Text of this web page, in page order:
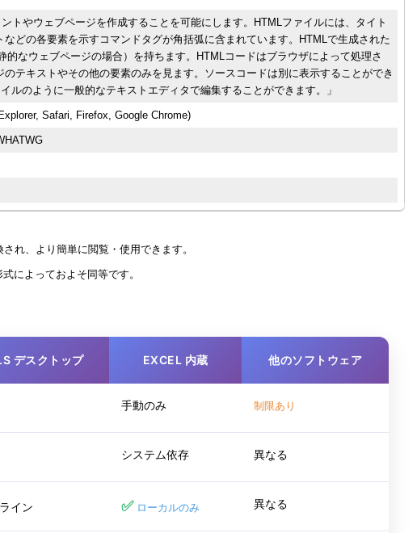
トやウェブページを作成することを可能にします。HTMLファイルには、タイト
などの各要素を示すコマンドタグが角括弧に含まれています。HTMLで生成された
的なウェブページの場合）を持ちます。HTMLコードはブラウザによって処理さ
テキストやその他の要素のみを見ます。ソースコードは別に表示することができ
ルのように一般的なテキストエディタで編集することができます。」
Safari, Firefox, Google Chrome)
れ、より簡単に閲覧・使用できます。
によっておよそ同等です。
デスクトップ EXCEL 内蔵 他のソフトウェア
手動のみ 制限あり
システム依存 異なる
イン ✅ ローカルのみ 異なる